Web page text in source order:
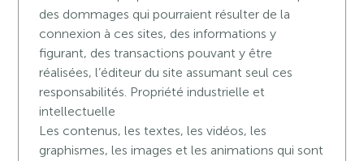
des dommages qui pourraient résulter de la
connexion à ces sites, des informations y
figurant, des transactions pouvant y être
réalisées, l’éditeur du site assumant seul ces
responsabilités. Propriété industrielle et
intellectuelle
Les contenus, les textes, les vidéos, les
graphismes, les images et les animations qui sont